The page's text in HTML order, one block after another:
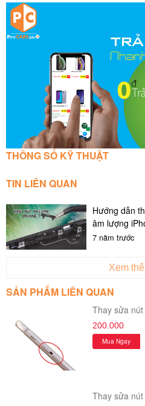
THÔNG SỐ KỸ THUẬT
TIN LIÊN QUAN
Hướng dẫn
âm lượng
7 năm trước
Xem
SẢN PHẨM LIÊN QUAN
Thay sửa
200.000
Mua Ngay
Thay sửa